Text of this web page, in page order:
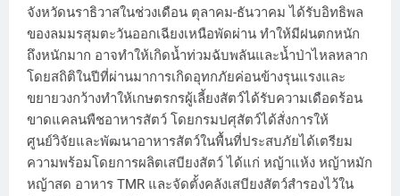
จังหวัดนราธิวาสในช่วงเดือน ตุลาคม-ธันวาคม ได้รับอิทธิพล
ของลมมรสุมตะวันออกเฉียงเหนือพัดผ่าน ทำให้มีฝนตกหนัก
ถึงหนักมาก อาจทำให้เกิดน้ำท่วมฉับพลันและน้ำป่าไหลหลาก
โดยสถิติในปีที่ผ่านมาการเกิดอุทกภัยค่อนข้างรุนแรงและ
ขยายวงกว้างทำให้เกษตรกรผู้เลี้ยงสัตว์ได้รับความเดือดร้อน
ขาดแคลนพืชอาหารสัตว์ โดยกรมปศุสัตว์ได้สั่งการให้
ศูนย์วิจัยและพัฒนาอาหารสัตว์ในพื้นที่ประสบภัยได้เตรียม
ความพร้อมโดยการผลิตเสบียงสัตว์ ได้แก่ หญ้าแห้ง หญ้าหมัก
หญ้าสด อาหาร TMR และจัดตั้งคลังเสบียงสัตว์สำรองไว้ใน